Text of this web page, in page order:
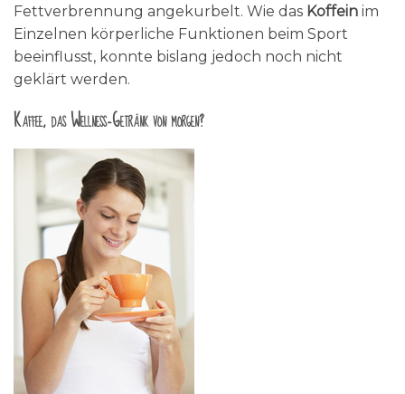
Fettverbrennung angekurbelt. Wie das Koffein im
Einzelnen körperliche Funktionen beim Sport
beeinflusst, konnte bislang jedoch noch nicht
geklärt werden.
Kaffee, das Wellness-Getränk von morgen?